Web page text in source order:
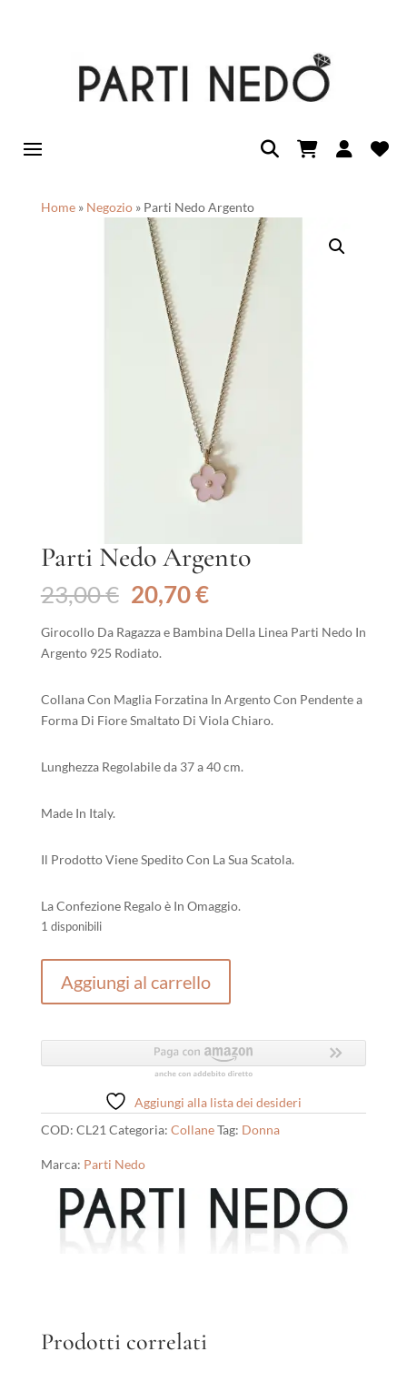
Home» Negozio» Parti Nedo Argento
Parti Nedo Argento
23,00€ Il
prezzo
originale
era:
20,70€Il
attuale
Girocollo Da Ragazza e Bambina Della Linea Parti Nedo In
Argento 925 Rodiato.
Collana Con Maglia Forzatina In Argento Con Pendente a
Forma Di Fiore Smaltato Di Viola Chiaro.
Lunghezza Regolabile da 37 a 40 cm.
Made In Italy.
Il Prodotto Viene Spedito Con La Sua Scatola.
La Confezione Regalo è In Omaggio.
1 disponibili
NedoAggiungi al carrello
Aggiungi alla lista dei desideri
COD: CL21 Categoria: CollaneTag: Donna
Marca: Parti Nedo
Prodotti correlati